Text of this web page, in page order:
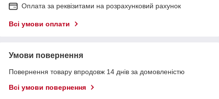
Оплата за реквізитами на розрахунковий рахунок
Всі умови оплати
Умови повернення
Повернення товару впродовж 14 днів за домовленістю
Всі умови повернення